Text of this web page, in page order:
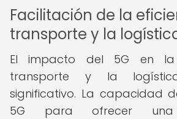
Facilitación de la
transporte y la
El impacto del 5G en la
transporte y la
significativo. La capacidad
5G para ofrecer una